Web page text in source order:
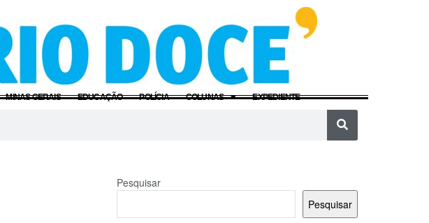
MINAS GERAIS EDUCAÇÃO POLÍCIA COLUNAS EXPEDIENTE
Pesquisar
Pesquisar